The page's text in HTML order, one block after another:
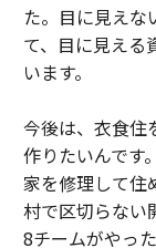
た。目に見えな
て、目に見える
います。
今後は、衣食住
作りたいんです
家を修理して住
村で区切らない
8チームがやっ